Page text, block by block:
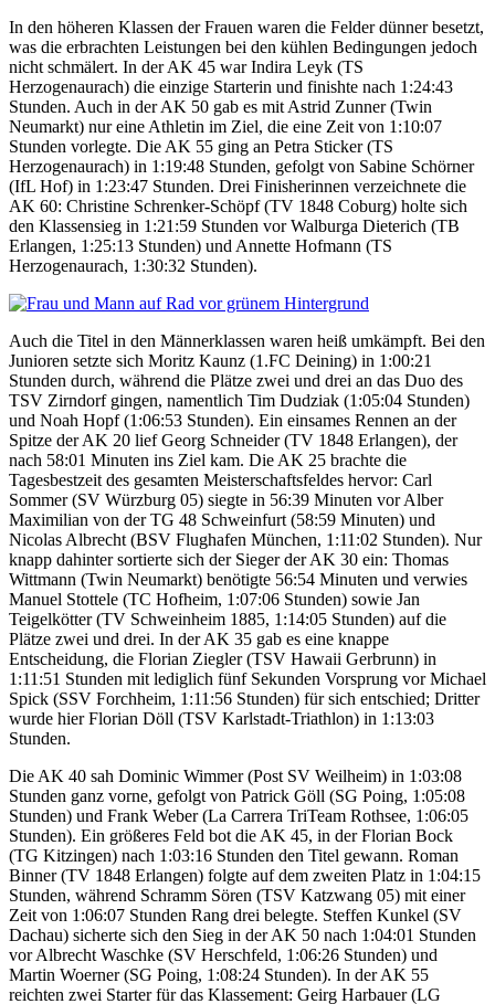
In den höheren Klassen der Frauen waren die Felder dünner besetzt,
was die erbrachten Leistungen bei den kühlen Bedingungen jedoch
nicht schmälert. In der AK 45 war Indira Leyk (TS
Herzogenaurach) die einzige Starterin und finishte nach 1:24:43
Stunden. Auch in der AK 50 gab es mit Astrid Zunner (Twin
Neumarkt) nur eine Athletin im Ziel, die eine Zeit von 1:10:07
Stunden vorlegte. Die AK 55 ging an Petra Sticker (TS
Herzogenaurach) in 1:19:48 Stunden, gefolgt von Sabine Schörner
(IfL Hof) in 1:23:47 Stunden. Drei Finisherinnen verzeichnete die
AK 60: Christine Schrenker-Schöpf (TV 1848 Coburg) holte sich
den Klassensieg in 1:21:59 Stunden vor Walburga Dieterich (TB
Erlangen, 1:25:13 Stunden) und Annette Hofmann (TS
Herzogenaurach, 1:30:32 Stunden).
Auch die Titel in den Männerklassen waren heiß umkämpft. Bei den
Junioren setzte sich Moritz Kaunz (1.FC Deining) in 1:00:21
Stunden durch, während die Plätze zwei und drei an das Duo des
TSV Zirndorf gingen, namentlich Tim Dudziak (1:05:04 Stunden)
und Noah Hopf (1:06:53 Stunden). Ein einsames Rennen an der
Spitze der AK 20 lief Georg Schneider (TV 1848 Erlangen), der
nach 58:01 Minuten ins Ziel kam. Die AK 25 brachte die
Tagesbestzeit des gesamten Meisterschaftsfeldes hervor: Carl
Sommer (SV Würzburg 05) siegte in 56:39 Minuten vor Alber
Maximilian von der TG 48 Schweinfurt (58:59 Minuten) und
Nicolas Albrecht (BSV Flughafen München, 1:11:02 Stunden). Nur
knapp dahinter sortierte sich der Sieger der AK 30 ein: Thomas
Wittmann (Twin Neumarkt) benötigte 56:54 Minuten und verwies
Manuel Stottele (TC Hofheim, 1:07:06 Stunden) sowie Jan
Teigelkötter (TV Schweinheim 1885, 1:14:05 Stunden) auf die
Plätze zwei und drei. In der AK 35 gab es eine knappe
Entscheidung, die Florian Ziegler (TSV Hawaii Gerbrunn) in
1:11:51 Stunden mit lediglich fünf Sekunden Vorsprung vor Michael
Spick (SSV Forchheim, 1:11:56 Stunden) für sich entschied; Dritter
wurde hier Florian Döll (TSV Karlstadt-Triathlon) in 1:13:03
Stunden.
Die AK 40 sah Dominic Wimmer (Post SV Weilheim) in 1:03:08
Stunden ganz vorne, gefolgt von Patrick Göll (SG Poing, 1:05:08
Stunden) und Frank Weber (La Carrera TriTeam Rothsee, 1:06:05
Stunden). Ein größeres Feld bot die AK 45, in der Florian Bock
(TG Kitzingen) nach 1:03:16 Stunden den Titel gewann. Roman
Binner (TV 1848 Erlangen) folgte auf dem zweiten Platz in 1:04:15
Stunden, während Schramm Sören (TSV Katzwang 05) mit einer
Zeit von 1:06:07 Stunden Rang drei belegte. Steffen Kunkel (SV
Dachau) sicherte sich den Sieg in der AK 50 nach 1:04:01 Stunden
vor Albrecht Waschke (SV Herschfeld, 1:06:26 Stunden) und
Martin Woerner (SG Poing, 1:08:24 Stunden). In der AK 55
reichten zwei Starter für das Klassement: Geirg Harbauer (LG